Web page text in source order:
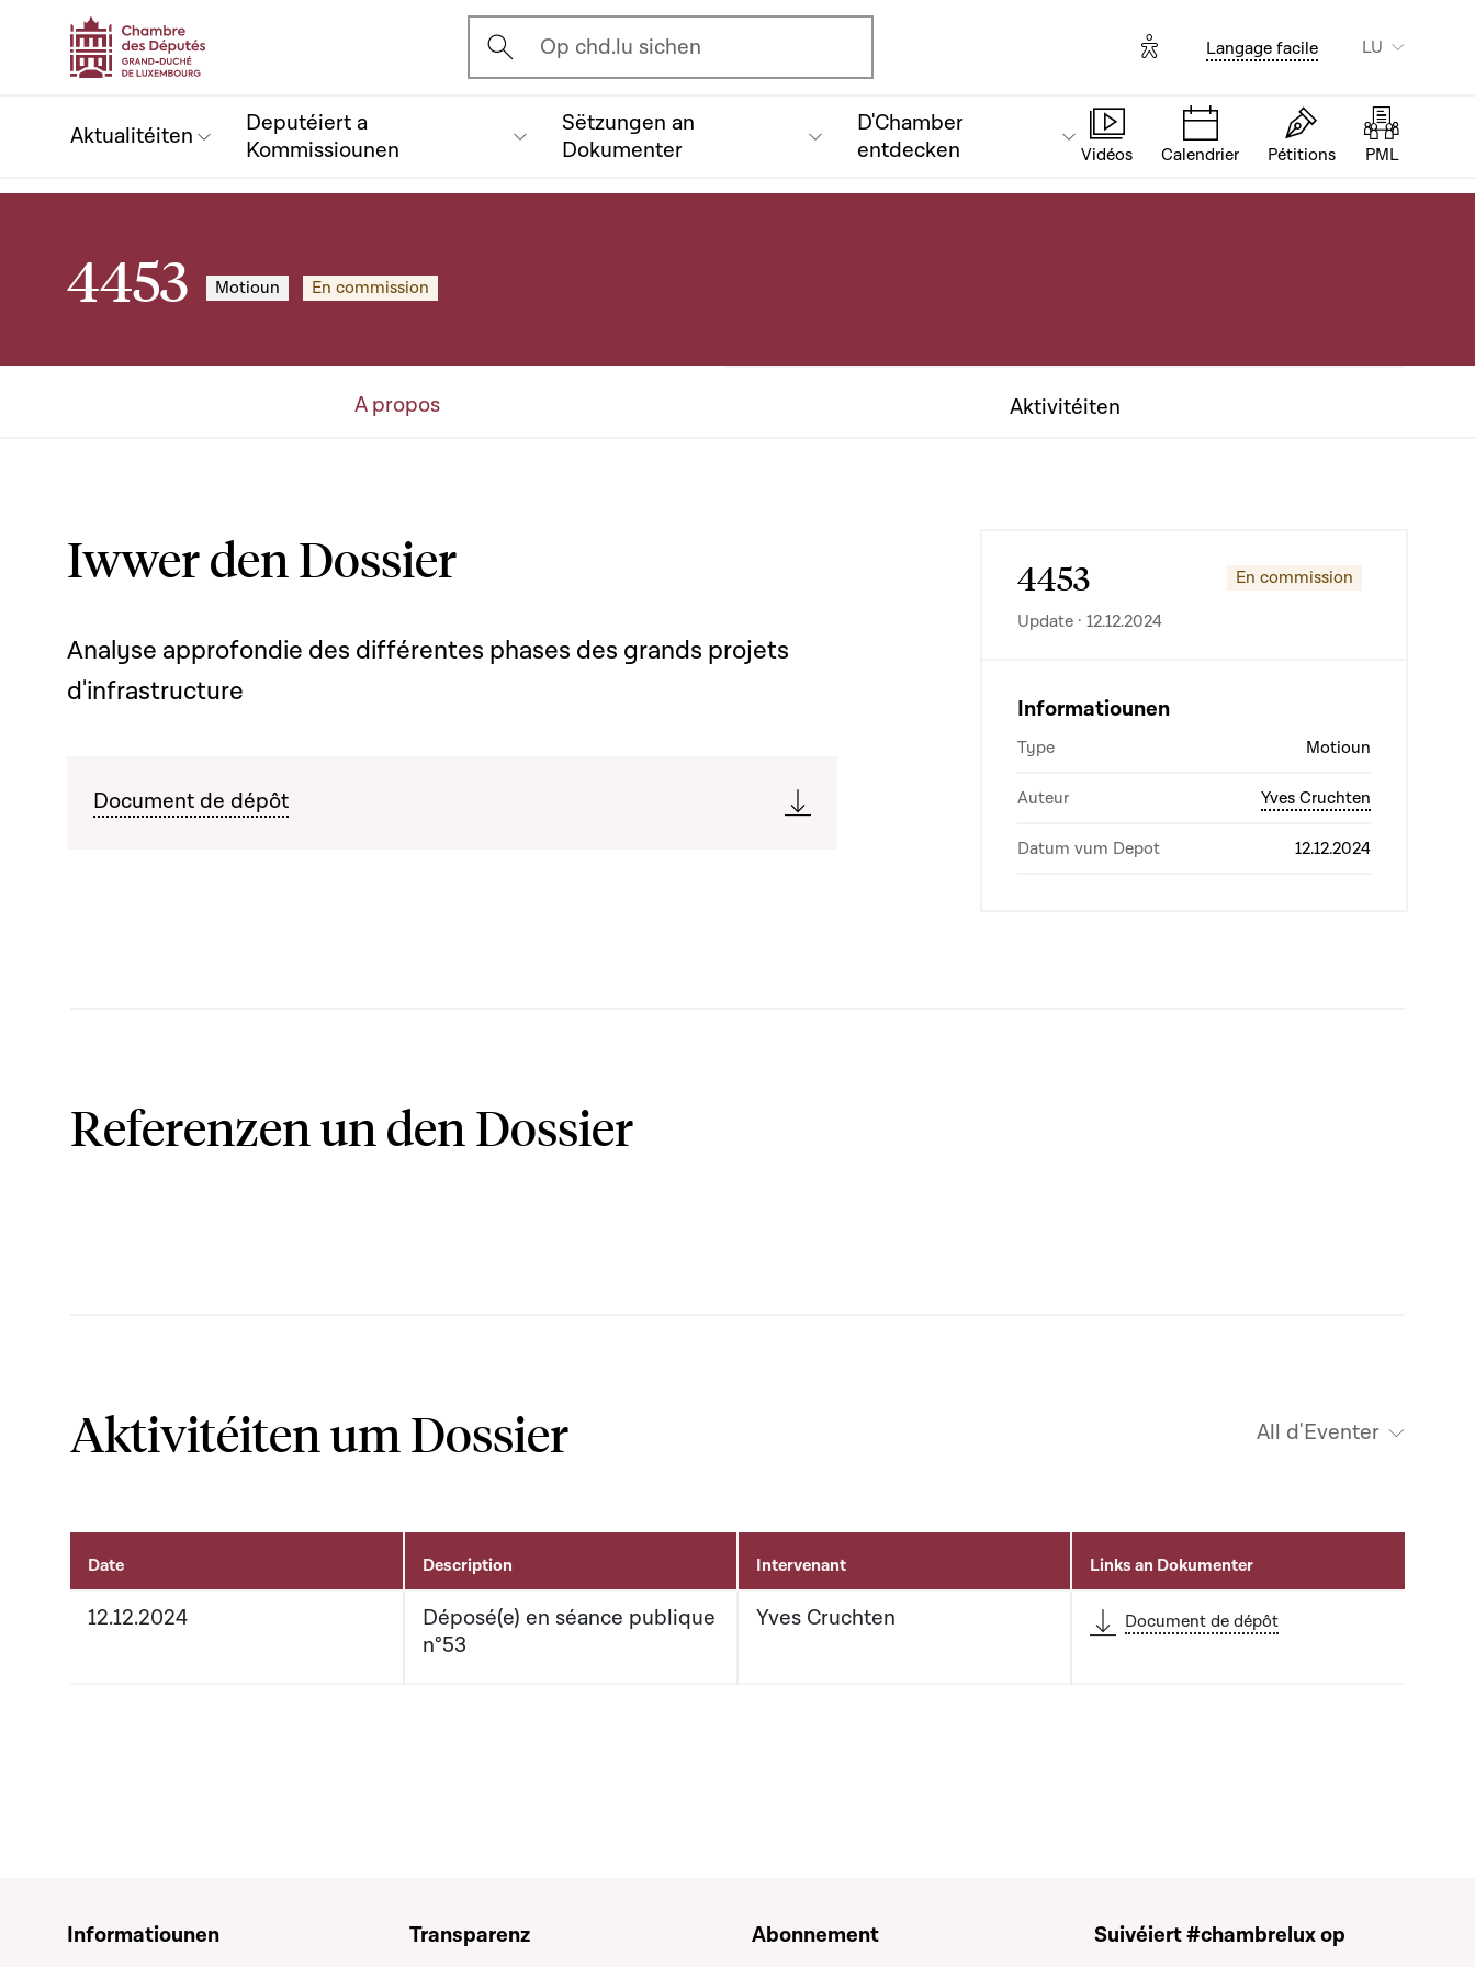
Ouvrir l'écran de recherche
Op chd.lu sichen Options d'accessibilité
Langage facile LU
Aktualitéiten
Deputéiert a
Kommissiounen
Sëtzungen an
Dokumenter
D'Chamber
entdecken
Vidéos Calendrier Pétitions PML
4453 Motioun En commission
A propos Aktivitéiten
Iwwer den Dossier
Analyse approfondie des différentes phases des grands projets
d'infrastructure
Document de dépôt
4453 En commission
Update · 12.12.2024
Informatiounen
Type Motioun
Auteur Yves Cruchten
Datum vum Depot 12.12.2024
Referenzen un den Dossier
Aktivitéiten um Dossier All d'Eventer
Aktivitéiten um Dossier
Date Description Intervenant Links an Dokumenter
12.12.2024
Déposé(e) en séance publique
n°53
Yves Cruchten Document de dépôt
Informatiounen Transparenz Abonnement Suivéiert #chambrelux op